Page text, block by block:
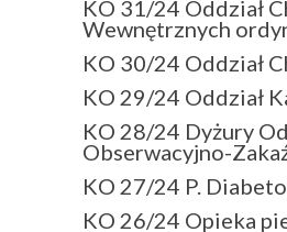
KO 31/24 Oddział
Wewnętrznych
KO 30/24 Oddział
KO 29/24 Oddział
KO 28/24 Dyżury
Obserwacyjno-
KO 27/24 P.
KO 26/24 Opieka